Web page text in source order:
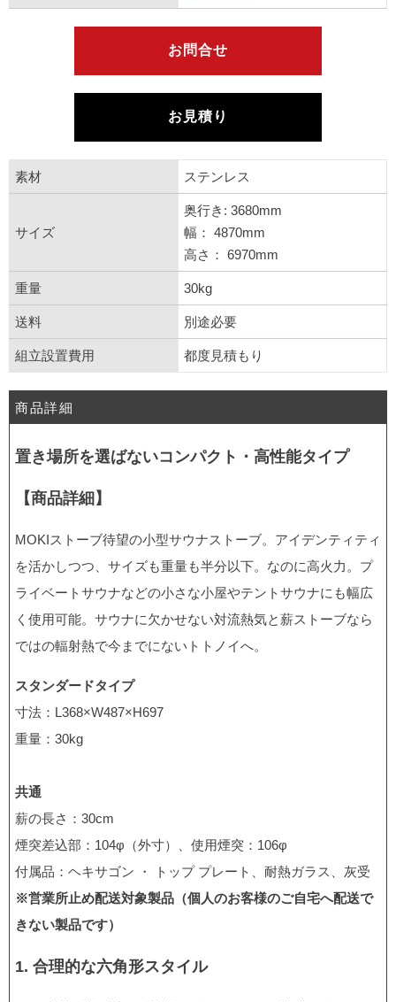
お問合せ
お見積り
商品詳細
置き場所を選ばないコンパクト・高性能タイプ
【商品詳細】
MOKIストーブ待望の小型サウナストーブ。アイデンティティ
を活かしつつ、サイズも重量も半分以下。なのに高火力。プ
ライベートサウナなどの小さな小屋やテントサウナにも幅広
く使用可能。サウナに欠かせない対流熱気と薪ストーブなら
ではの輻射熱で今までにないトトノイへ。
スタンダードタイプ
寸法：L368×W487×H697
重量：30kg
共通
薪の長さ：30cm
煙突差込部：104φ（外寸）、使用煙突：106φ
付属品：ヘキサゴン ・ トップ プレート、耐熱ガラス、灰受
※営業所止め配送対象製品（個人のお客様のご自宅へ配送で
きない製品です）
1. 合理的な六角形スタイル
素材 ステンレス
サイズ
奥行き: 3680mm
幅： 4870mm
高さ： 6970mm
重量 30kg
送料 別途必要
組立設置費用 都度見積もり